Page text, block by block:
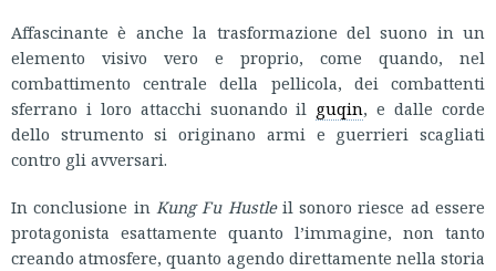
Affascinante è anche la trasformazione del suono in un
elemento visivo vero e proprio, come quando, nel
combattimento centrale della pellicola, dei combattenti
sferrano i loro attacchi suonando il guqin, e dalle corde
dello strumento si originano armi e guerrieri scagliati
contro gli avversari.
In conclusione in Kung Fu Hustleil sonoro riesce ad essere
protagonista esattamente quanto l’immagine, non tanto
creando atmosfere, quanto agendo direttamente nella storia